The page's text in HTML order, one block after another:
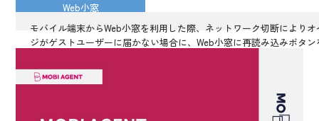
Web小窓
モバイル端末からWeb小窓を利用した際、ネットワーク切断により
ジがゲストユーザーに届かない場合に、Web小窓に再読み込みボタ